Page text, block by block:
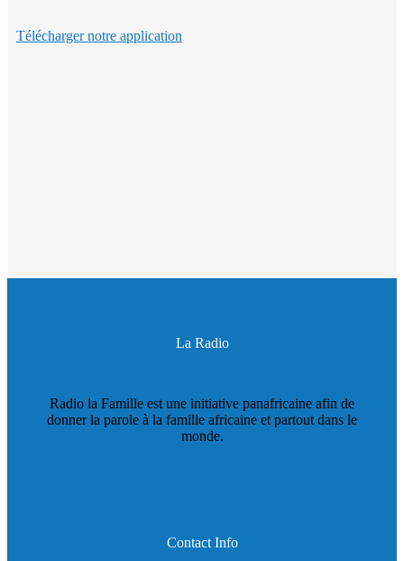
Télécharger notre application
La Radio
Radio la Famille est une initiative panafricaine afin de
donner la parole à la famille africaine et partout dans le
monde.
Contact Info